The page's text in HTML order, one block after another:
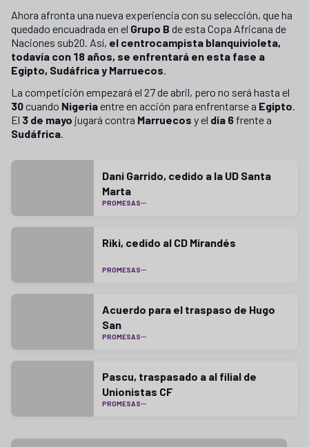
Ahora afronta una nueva experiencia con su selección, que ha
quedado encuadrada en el Grupo B de esta Copa Africana de
Naciones sub20. Así, el centrocampista blanquivioleta,
todavía con 18 años, se enfrentará en esta fase a
Egipto, Sudáfrica y Marruecos.
La competición empezará el 27 de abril, pero no será hasta el
30cuando Nigeriaentre en acción para enfrentarse a Egipto.
El 3 de mayo jugará contra Marruecos y el día 6 frente a
Sudáfrica.
Dani Garrido, cedido a la UD Santa
Marta
PROMESAS
Riki, cedido al CD Mirandés
PROMESAS
Acuerdo para el traspaso de Hugo
San
PROMESAS
Pascu, traspasado a al filial de
Unionistas CF
PROMESAS